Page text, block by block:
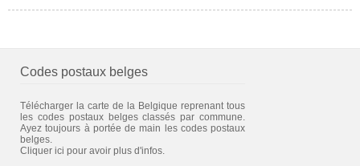
Codes postaux belges
Télécharger la carte de la Belgique reprenant tous
les codes postaux belges classés par commune.
Ayez toujours à portée de main les codes postaux
belges.
Cliquer ici pour avoir plus d'infos.